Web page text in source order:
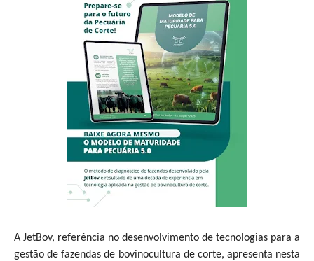
A JetBov, referência no desenvolvimento de tecnologias para a
gestão de fazendas de bovinocultura de corte, apresenta nesta